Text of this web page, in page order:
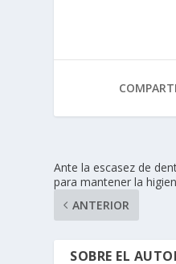
Ante la escasez de
para mantener la
ANTERIOR
SOBRE EL